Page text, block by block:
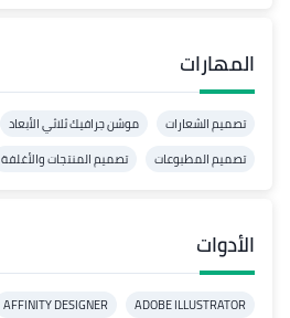
المهارات
تصميم الشعارات موشن جرافيك ثلاثي الأبعاد
تصميم المطبوعات
تصميم المنتجات والأغلفة
الأدوات
ADOBE ILLUSTRATOR
AFFINITY DESIGNER